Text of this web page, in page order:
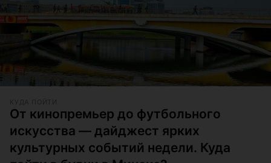
От кинопремьер до футбольного
искусства — дайджест ярких
культурных событий недели. Куда